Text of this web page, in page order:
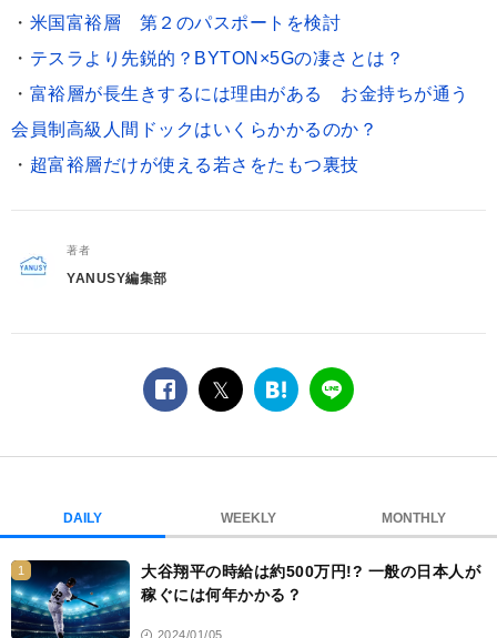
・ 米国富裕層 第２のパスポートを検討
・ テスラより先鋭的？BYTON×5Gの凄さとは？
・ 富裕層が長生きするには理由がある お金持ちが通う
会員制高級人間ドックはいくらかかるのか？
・ 超富裕層だけが使える若さをたもつ裏技
著者
YANUSY編集部
facebook
twitterは
ク
マ
ク
LINE
DAILY WEEKLY MONTHLY
1
大谷翔平の時給は約500万円!? 一般の日本人が
稼ぐには何年かかる？
2024/01/05